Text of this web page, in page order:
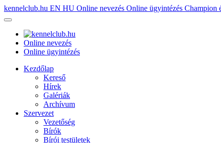
kennelclub.hu EN HU Online nevezés Online ügyintézés Champion
Online nevezés
Online ügyintézés
Kezdőlap
Kereső
Hírek
Galériák
Archívum
Szervezet
Vezetőség
Bírók
Bírói testületek